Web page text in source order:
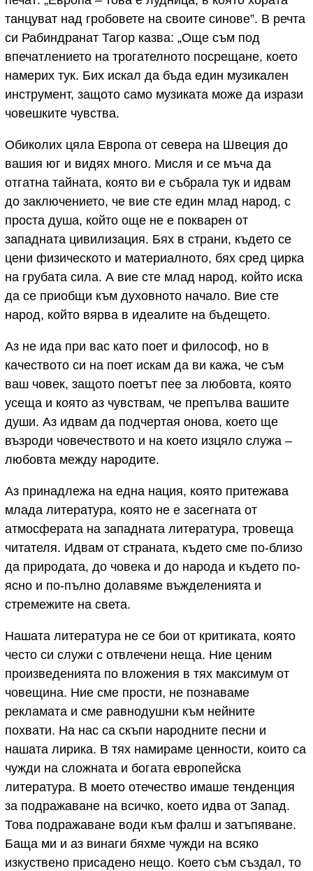
танцуват над гробовете на своите синове”. В речта
си Рабиндранат Тагор казва: „Още съм под
впечатлението на трогателното посрещане, което
намерих тук. Бих искал да бъда един музикален
инструмент, защото само музиката може да изрази
човешките чувства.
Обиколих цяла Европа от севера на Швеция до
вашия юг и видях много. Мисля и се мъча да
отгатна тайната, която ви е събрала тук и идвам
до заключението, че вие сте един млад народ, с
проста душа, който още не е покварен от
западната цивилизация. Бях в страни, където се
цени физическото и материалното, бях сред цирка
на грубата сила. А вие сте млад народ, който иска
да се приобщи към духовното начало. Вие сте
народ, който вярва в идеалите на бъдещето.
Аз не ида при вас като поет и философ, но в
качеството си на поет искам да ви кажа, че съм
ваш човек, защото поетът пее за любовта, която
усеща и която аз чувствам, че препълва вашите
души. Аз идвам да подчертая онова, което ще
възроди човечеството и на което изцяло служа –
любовта между народите.
Аз принадлежа на една нация, която притежава
млада литература, която не е засегната от
атмосферата на западната литература, тровеща
читателя. Идвам от страната, където сме по-близо
да природата, до човека и до народа и където по-
ясно и по-пълно долавяме въжделенията и
стремежите на света.
Нашата литература не се бои от критиката, която
често си служи с отвлечени неща. Ние ценим
произведенията по вложения в тях максимум от
човещина. Ние сме прости, не познаваме
рекламата и сме равнодушни към нейните
похвати. На нас са скъпи народните песни и
нашата лирика. В тях намираме ценности, които са
чужди на сложната и богата европейска
литература. В моето отечество имаше тенденция
за подражаване на всичко, което идва от Запад.
Това подражаване води към фалш и затъпяване.
Баща ми и аз винаги бяхме чужди на всяко
изкуствено присадено нещо. Което съм създал, то